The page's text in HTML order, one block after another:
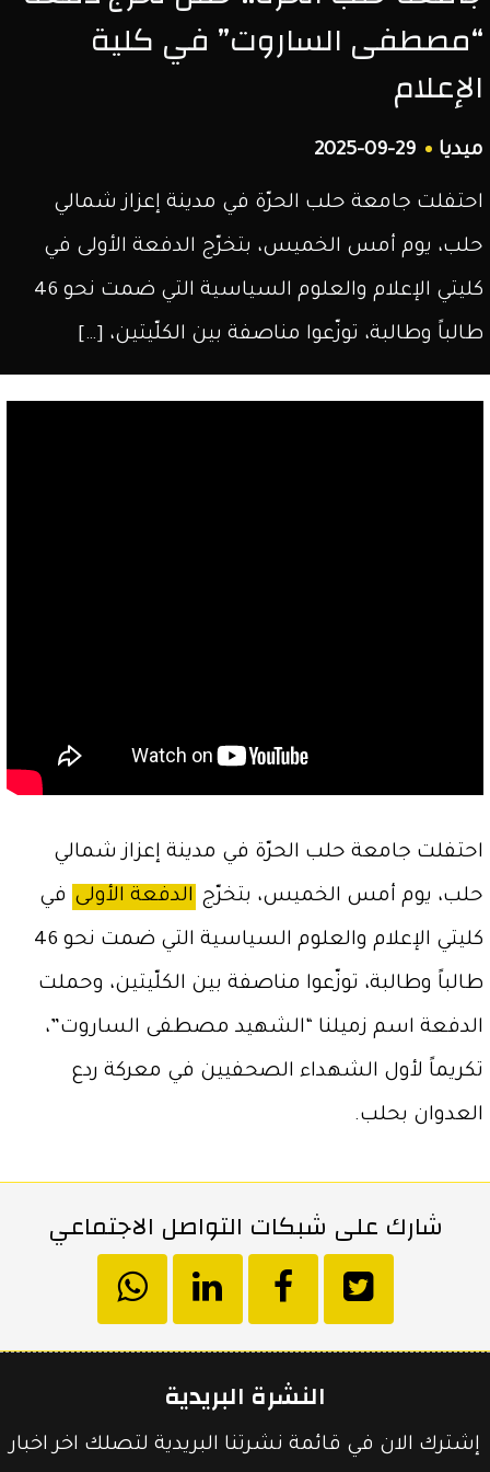
الشمال
السوري.
“مصطفى الساروت” في كلية
الإعلام
ميديا 2025-09-29
احتفلت جامعة حلب الحرّة في مدينة إعزاز شمالي
حلب، يوم أمس الخميس، بتخرّج الدفعة الأولى في
كليتي الإعلام والعلوم السياسية التي ضمت نحو 46
طالباً وطالبة، توزّعوا مناصفة بين الكلّيتين، […]
احتفلت جامعة حلب الحرّة في مدينة إعزاز شمالي
حلب، يوم أمس الخميس، بتخرّج الدفعة الأولى في
كليتي الإعلام والعلوم السياسية التي ضمت نحو 46
طالباً وطالبة، توزّعوا مناصفة بين الكلّيتين، وحملت
الدفعة اسم زميلنا “الشهيد مصطفى الساروت”،
تكريماً لأول الشهداء الصحفيين في معركة ردع
العدوان بحلب.
شارك على شبكات التواصل الاجتماعي
انشر
على
تويتر
انشر
في
الفيسبوك
انشر
على
لينكد
النشرة البريدية
إشترك الان في قائمة نشرتنا البريدية لتصلك اخر اخبار